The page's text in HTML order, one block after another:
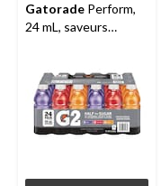
Gatorade Perform,
24 mL, saveurs